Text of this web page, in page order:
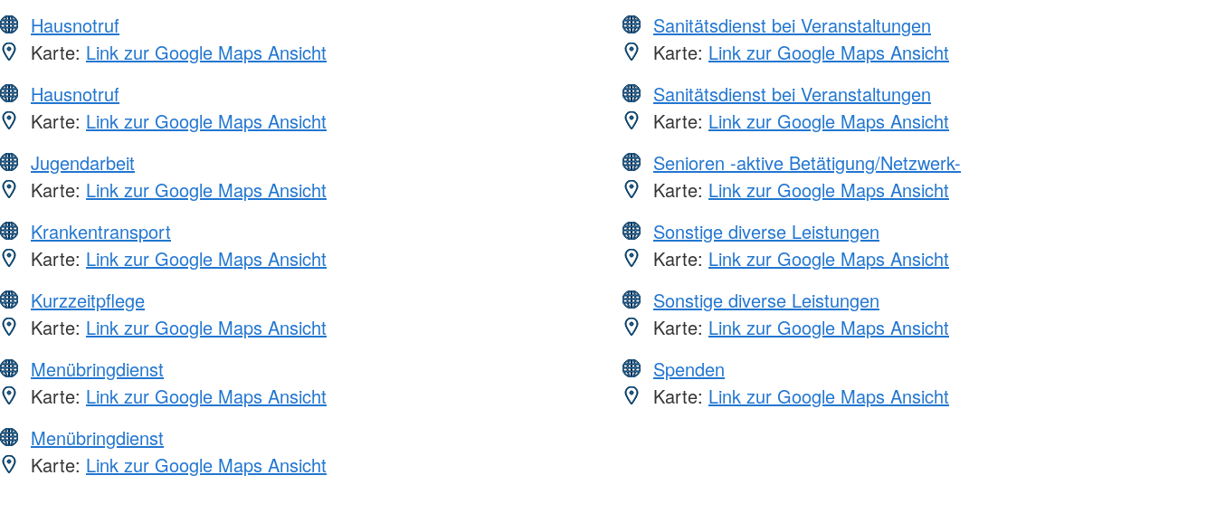
Hausnotruf
Karte: Link zur Google Maps Ansicht
Hausnotruf
Karte: Link zur Google Maps Ansicht
Jugendarbeit
Karte: Link zur Google Maps Ansicht
Krankentransport
Karte: Link zur Google Maps Ansicht
Kurzzeitpflege
Karte: Link zur Google Maps Ansicht
Menübringdienst
Karte: Link zur Google Maps Ansicht
Menübringdienst
Karte: Link zur Google Maps Ansicht
Sanitätsdienst bei Veranstaltungen
Karte: Link zur Google Maps Ansicht
Sanitätsdienst bei Veranstaltungen
Karte: Link zur Google Maps Ansicht
Senioren -aktive Betätigung/Netzwerk-
Karte: Link zur Google Maps Ansicht
Sonstige diverse Leistungen
Karte: Link zur Google Maps Ansicht
Sonstige diverse Leistungen
Karte: Link zur Google Maps Ansicht
Spenden
Karte: Link zur Google Maps Ansicht